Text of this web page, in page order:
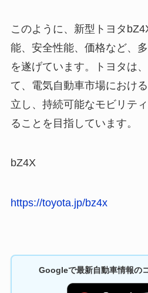
このように、新型トヨタ
能、安全性能、価格など、
を遂げています。トヨタは
て、電気自動車市場におけ
立し、持続可能なモビリテ
ることを目指しています。
bZ4X
https://toyota.jp/bz4x
Googleで最新自動車情報の